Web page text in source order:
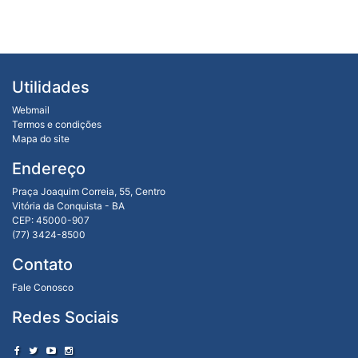
Utilidades
Webmail
Termos e condições
Mapa do site
Endereço
Praça Joaquim Correia, 55, Centro
Vitória da Conquista - BA
CEP: 45000-907
(77) 3424-8500
Contato
Fale Conosco
Redes Sociais